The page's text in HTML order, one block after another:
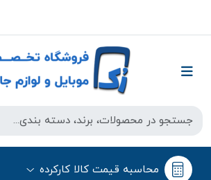
محاسبه قیمت کالا کارکرده
تبلت و لپتاب